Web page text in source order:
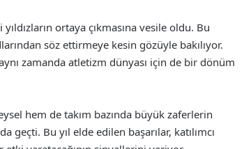
ortaya çıkmasına vesile oldu. Bu
söz ettirmeye kesin gözüyle bakılıyor.
zamanda atletizm dünyası için de bir dönüm
hem de takım bazında büyük zaferlerin
geçti. Bu yıl elde edilen başarılar, katılımcı